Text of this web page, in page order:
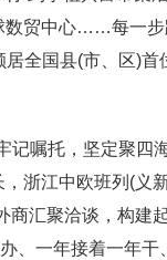
数贸中心……每一
全国县(市、区)首
嘱托，坚定聚四
浙江中欧班列(义
汇聚洽谈，构建
、一年接着一年干